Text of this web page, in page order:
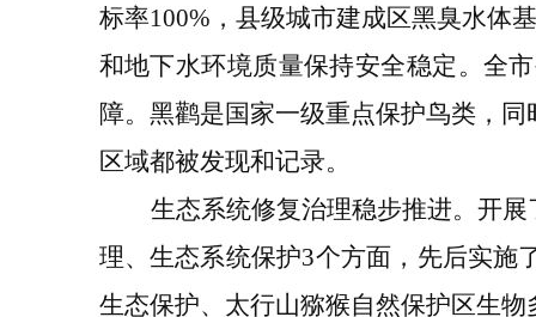
标率100% ，县级城市建成区黑臭水体
和地下水环境质量保持安全稳定。全
障。黑鹳是国家一级重点保护鸟类 ，
区域都被发现和记录。
生态系统修复治理稳步推进。 开展
理、生态系统保护3个方面 ， 先后实施
生态保护、太行山猕猴自然保护区生